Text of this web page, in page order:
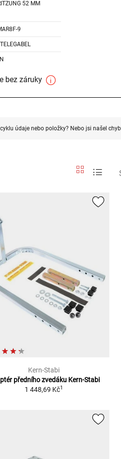
52 MM
9
bez záruky
údaje nebo položky? Nebo jsi našel
Kern-Stabi
předního zvedáku Kern-Stabi
1 448,69 Kč1